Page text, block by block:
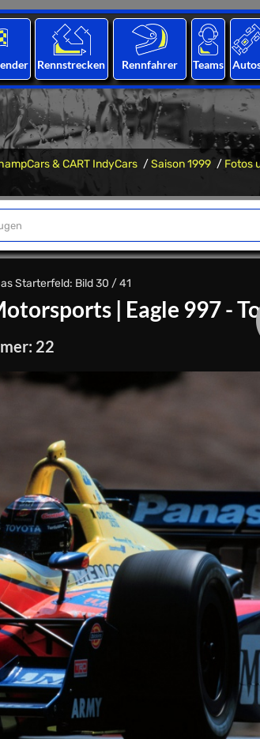
Rennstrecken Rennfahrer Teams
& CART IndyCars Saison 1999
Fotos
Starterfeld: Bild 30 / 41
| Eagle 997 -
22